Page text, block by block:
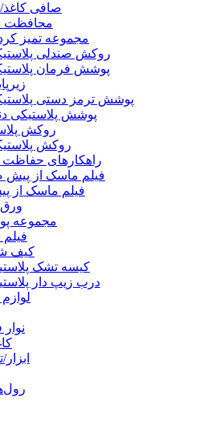
صافی
محافظت
مجموعه تمیز
روکش صندلی
پوشش فرمان
پوشش ترمز دستی
پوشش پلاستیکی
روکش
روکش
راهکارهای
فیلم ماسک از
فیلم ماسک از
مجموعه
کیف
کیسه تشک
درب زیپ دار